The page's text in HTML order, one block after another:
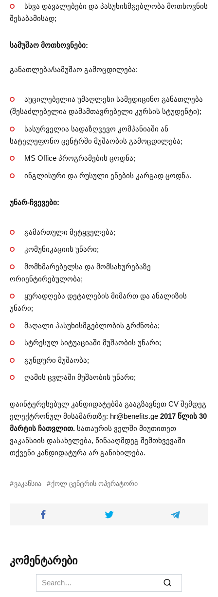
სხვა დავალებები და პასუხისმგებლობა მოთხოვნის
შესაბამისად;
სამუშაო მოთხოვნები:
განათლება/სამუშაო გამოცდილება:
აუცილებელია უმაღლესი სამედიცინო განათლება
(შესაძლებელია დამამთავრებელი კურსის სტუდენტი);
სასურველია სადაზღვევო კომპანიაში ან
სატელეფონო ცენტრში მუშაობის გამოცდილება;
MS Office პროგრამების ცოდნა;
ინგლისური და რუსული ენების კარგად ცოდნა.
უნარ-ჩვევები:
გამართული მეტყველება;
კომუნიკაციის უნარი;
მომხმარებელსა და მომსახურებაზე
ორიენტირებულობა;
ყურადღება დეტალების მიმართ და ანალიზის
უნარი;
მაღალი პასუხისმგებლობის გრძნობა;
სტრესულ სიტუაციაში მუშაობის უნარი;
გუნდური მუშაობა;
ღამის ცვლაში მუშაობის უნარი;
დაინტერესებულ კანდიდატებმა გააგზავნეთ CV შემდეგ
ელექტრონულ მისამართზე: hr@benefits.ge 2017 წლის 30
მარტის ჩათვლით. სათაურის ველში მიუთითეთ
ვაკანსიის დასახელება, წინააღმდეგ შემთხვევაში
თქვენი კანდიდატურა არ განიხილება.
ვაკანსია ქოლ ცენტრის ოპერატორი
კომენტარები
Search
for: